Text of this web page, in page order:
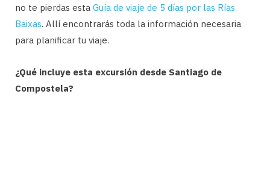
no te pierdas esta Guía de viaje de 5 días por las Rías
Baixas. Allí encontrarás toda la información necesaria
para planificar tu viaje.
¿Qué incluye esta excursión desde Santiago de
Compostela?